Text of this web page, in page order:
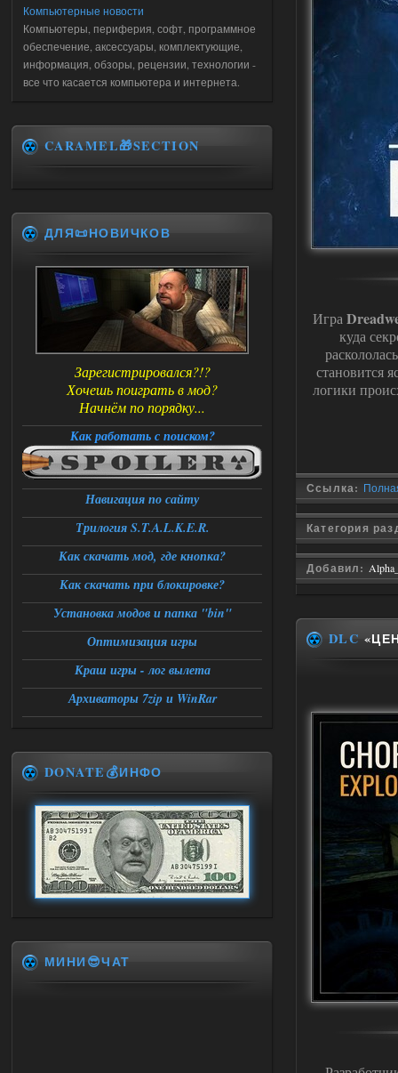
Игра
куда
становится
логики
Ссылка:
Категория
Добавил:
DLC
Компьютерные новости
Компьютеры, периферия, софт, программное
обеспечение, аксессуары, комплектующие,
информация, обзоры, рецензии, технологии -
все что касается компьютера и интернета.
CARAMEL🎁SECTION
ДЛЯ📜НОВИЧКОВ
Зарегистрировался?!?
Хочешь поиграть в мод?
Начнём по порядку...
Как работать с поиском?
Навигация по сайту
Трилогия S.T.A.L.K.E.R.
Как скачать мод, где кнопка?
Как скачать при блокировке?
Установка модов и папка "bin"
Оптимизация игры
Краш игры - лог вылета
Архиваторы 7zip и WinRar
DONATE💰ИНФО
МИНИ😎ЧАТ